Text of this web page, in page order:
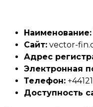
Наименование:
Сайт: vector-
Адрес
Электронная
Телефон:
Доступность